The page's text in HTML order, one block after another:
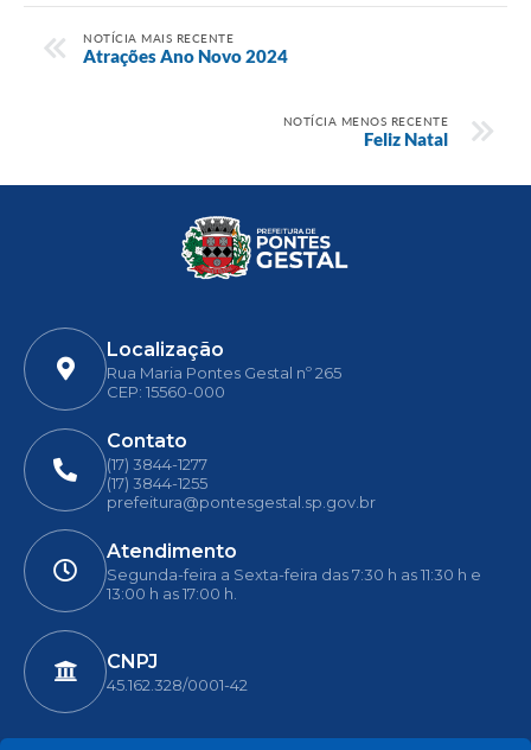
NOTÍCIA MAIS RECENTE
Atrações Ano Novo 2024
NOTÍCIA MENOS RECENTE
Feliz Natal
Localização
Rua Maria Pontes Gestal nº 265
CEP: 15560-000
Contato
(17) 3844-1277
(17) 3844-1255
prefeitura@pontesgestal.sp.gov.br
Atendimento
Segunda-feira a Sexta-feira das 7:30 h as 11:30 h e
13:00 h as 17:00 h.
CNPJ
45.162.328/0001-42